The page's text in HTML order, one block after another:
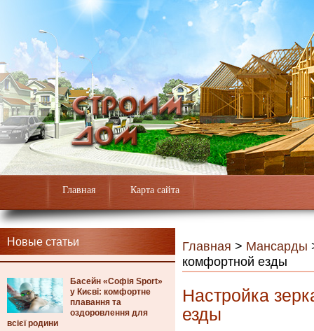
Главная Карта сайта
Новые статьи
Басейн «Софія Sport»
у Києві: комфортне
плавання та
оздоровлення для
всієї родини
Главная > Мансарды
комфортной езды
Настройка
езды